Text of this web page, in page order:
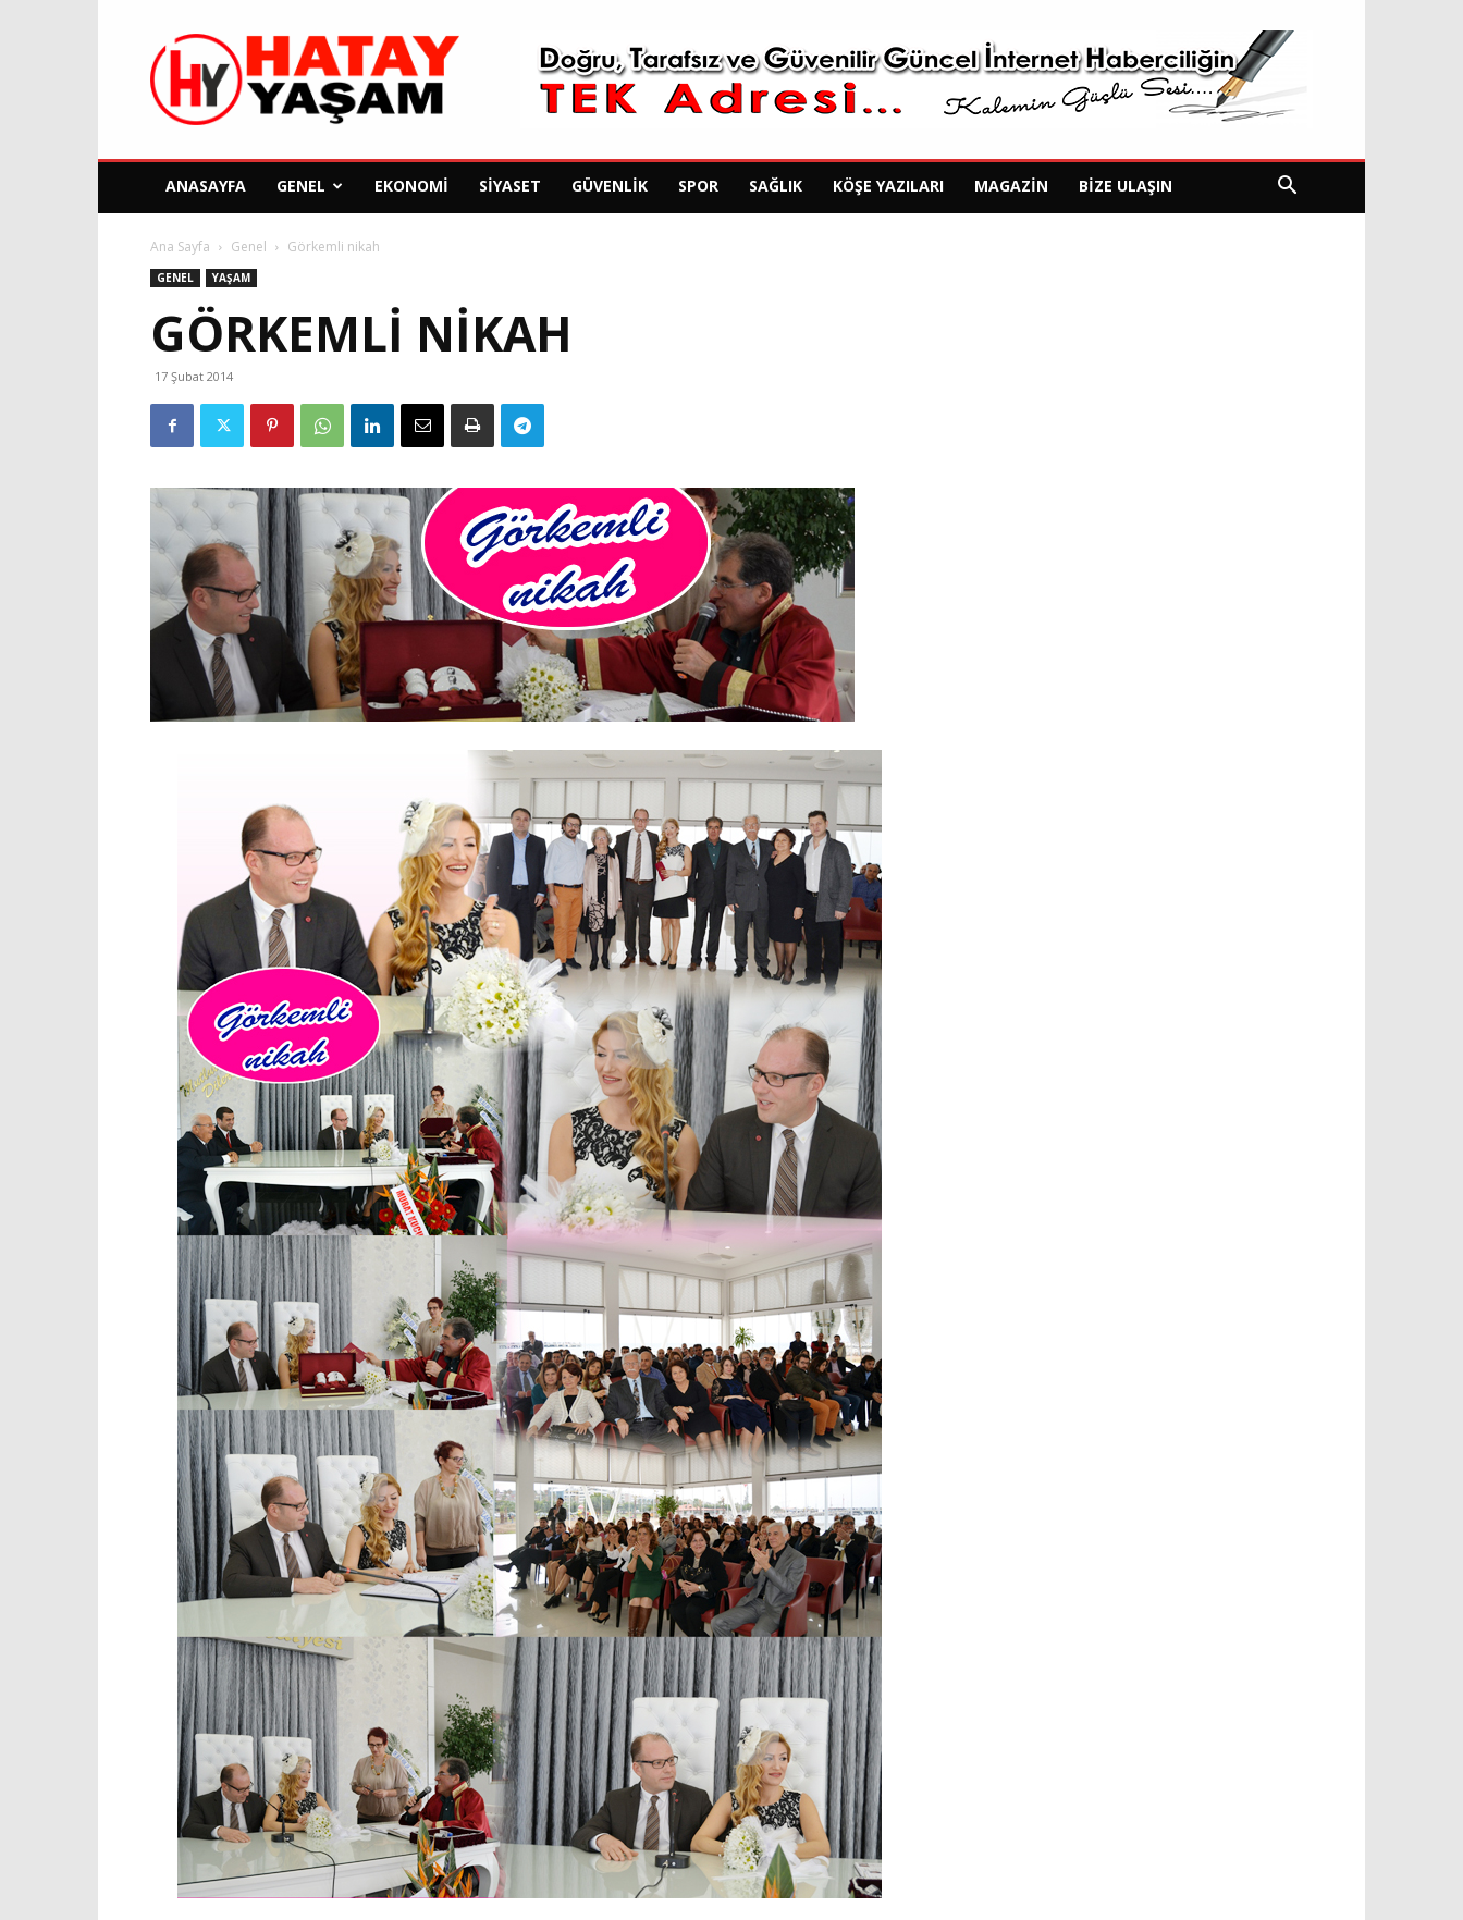
Hatay
Yaşam
Gazetesi
ANASAYFA GENEL EKONOMI SIYASET GÜVENLIK SPOR SAĞLIK KÖŞE YAZILARI MAGAZIN BIZE ULAŞIN
Ana Sayfa Genel Görkemli nikah
GENEL YAŞAM
GÖRKEMLI NIKAH
17 Şubat 2014